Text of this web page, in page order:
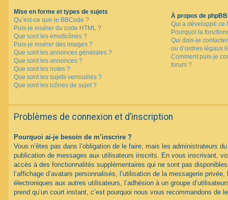
Mise en forme et types de sujets
Qu’est-ce que le BBCode ?
Puis-je insérer du code HTML ?
Que sont les émoticônes ?
Puis-je insérer des images ?
Que sont les annonces générales ?
Que sont les annonces ?
Que sont les notes ?
Que sont les sujets verrouillés ?
Que sont les icônes de sujet ?
À propos de phpBB
Qui a développé ce
Pourquoi la
Qui dois-je
ou d’ordres légaux
Comment puis-je
forum ?
Problèmes de connexion et d’inscription
Pourquoi ai-je besoin de m’inscrire ?
Vous n’êtes pas dans l’obligation de le faire, mais les administrateurs
publication de messages aux utilisateurs inscrits. En vous inscrivant,
accès à des fonctionnalités supplémentaires qui ne sont pas
l’affichage d’avatars personnalisés, l’utilisation de la messagerie privée,
électroniques aux autres utilisateurs, l’adhésion à un groupe
prend qu’un court instant, c’est pourquoi nous vous recommandons de